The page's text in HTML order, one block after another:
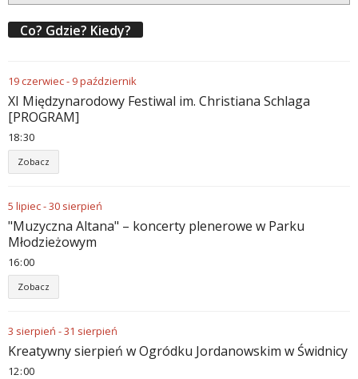
Co? Gdzie? Kiedy?
19czerwiec- 9październik
XI Międzynarodowy Festiwal im. Christiana Schlaga
[PROGRAM]
18 30
Zobacz
5 lipiec-30 sierpień
"Muzyczna Altana" – koncerty plenerowe w Parku
Młodzieżowym
16 00
Zobacz
3 sierpień -31 sierpień
Kreatywny sierpień w Ogródku Jordanowskim w Świdnicy
12 00